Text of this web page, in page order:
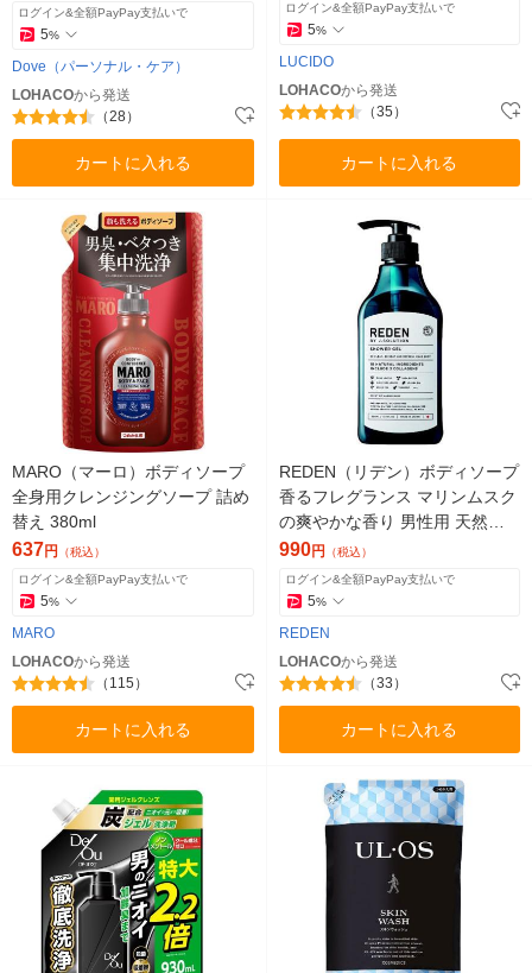
ログイン&全額PayPay支払いで
5%
Dove（パーソナル・ケア）
LOHACOから発送
（28）
カートに入れる
ログイン&全額PayPay支払いで
5%
LUCIDO
LOHACOから発送
（35）
カートに入れる
MARO（マーロ）ボディソープ
全身用クレンジングソープ 詰め
替え 380ml
637円 （税込）
ログイン&全額PayPay支払いで
5%
MARO
LOHACOから発送
（115）
カートに入れる
REDEN（リデン）ボディソープ
香るフレグランス マリンムスク
の爽やかな香り 男性用 天然由
来成分 500ml
990円 （税込）
ログイン&全額PayPay支払いで
5%
REDEN
LOHACOから発送
（33）
カートに入れる